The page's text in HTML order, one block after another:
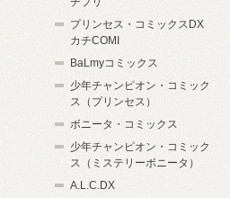
プリンセス・コミックスDX
カチCOMI
BaLmyコミックス
少年チャンピオン・コミック
ス（プリンセス）
ボニータ・コミックス
少年チャンピオン・コミック
ス（ミステリーボニータ）
A.L.C.DX